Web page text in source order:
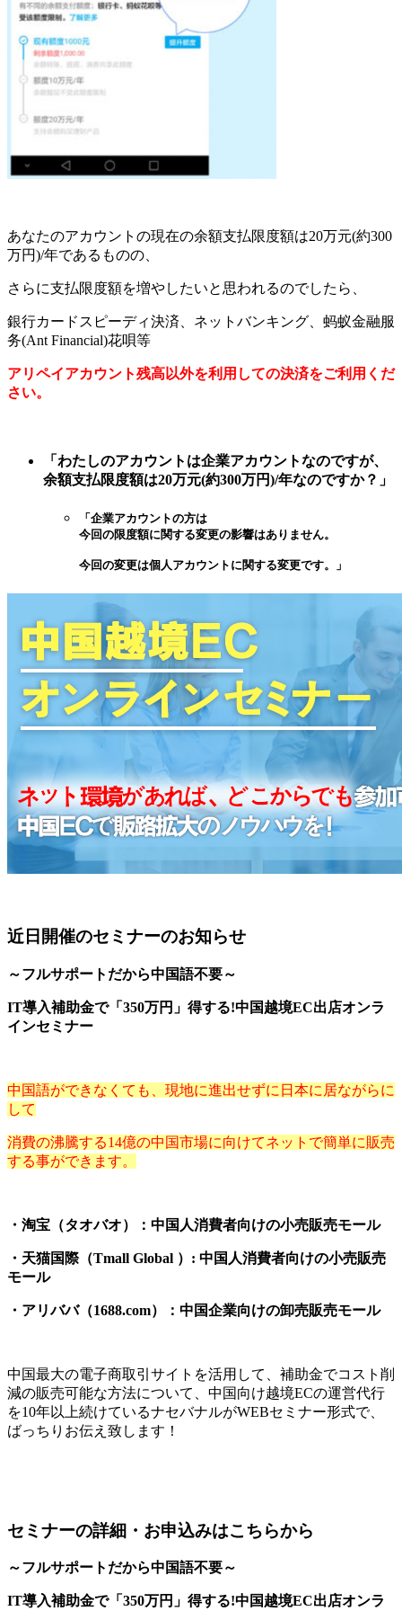
あなたのアカウントの現在の余額支払限度額は20万元(約300
万円)/年であるものの、
さらに支払限度額を増やしたいと思われるのでしたら、
銀行カードスピーディ決済、ネットバンキング、蚂蚁金融服
务(Ant Financial)花唄等
アリペイアカウント残高以外を利用しての決済をご利用くだ
さい。
「わたしのアカウントは企業アカウントなのですが、
余額支払限度額は20万元(約300万円)/年なのですか？」
「企業アカウントの方は
今回の限度額に関する変更の影響はありません。
今回の変更は個人アカウントに関する変更です。」
近日開催のセミナーのお知らせ
～フルサポートだから中国語不要～
IT導入補助金で「350万円」得する!中国越境EC出店オンラ
インセミナー
中国語ができなくても、現地に進出せずに日本に居ながらに
して
消費の沸騰する14億の中国市場に向けてネットで簡単に販売
する事ができます。
・淘宝（タオバオ）：中国人消費者向けの小売販売モール
・天猫国際（Tmall Global ）: 中国人消費者向けの小売販売
モール
・アリババ（1688.com）：中国企業向けの卸売販売モール
中国最大の電子商取引サイトを活用して、補助金でコスト削
減の販売可能な方法について、中国向け越境ECの運営代行
を10年以上続けているナセバナルがWEBセミナー形式で、
ばっちりお伝え致します！
セミナーの詳細・お申込みはこちらから
～フルサポートだから中国語不要～
IT導入補助金で「350万円」得する!中国越境EC出店オンラ